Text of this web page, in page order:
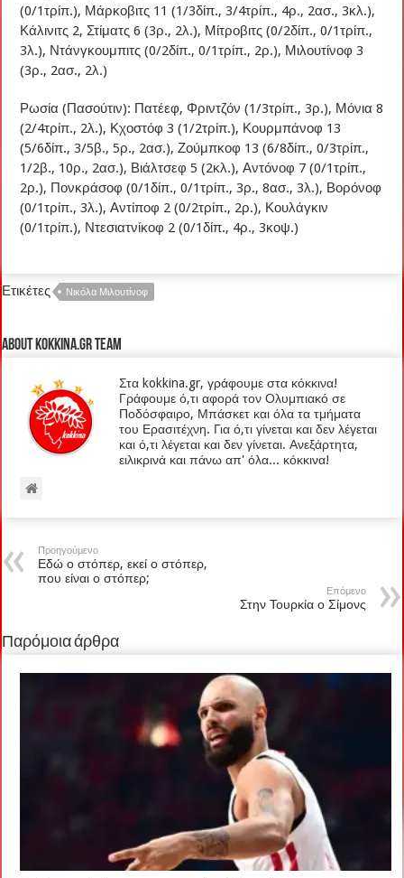
(0/1τρίπ.), Μάρκοβιτς 11 (1/3δίπ., 3/4τρίπ., 4ρ., 2ασ., 3κλ.),
Κάλινιτς 2, Στίματς 6 (3ρ., 2λ.), Μίτροβιτς (0/2δίπ., 0/1τρίπ.,
3λ.), Ντάνγκουμπιτς (0/2δίπ., 0/1τρίπ., 2ρ.), Μιλουτίνοφ 3
(3ρ., 2ασ., 2λ.)
Ρωσία (Πασούτιν): Πατέεφ, Φριντζόν (1/3τρίπ., 3ρ.), Μόνια 8
(2/4τρίπ., 2λ.), Κχοστόφ 3 (1/2τρίπ.), Κουρμπάνοφ 13
(5/6δίπ., 3/5β., 5ρ., 2ασ.), Ζούμπκοφ 13 (6/8δίπ., 0/3τρίπ.,
1/2β., 10ρ., 2ασ.), Βιάλτσεφ 5 (2κλ.), Αντόνοφ 7 (0/1τρίπ.,
2ρ.), Πονκράσοφ (0/1δίπ., 0/1τρίπ., 3ρ., 8ασ., 3λ.), Βορόνοφ
(0/1τρίπ., 3λ.), Αντίποφ 2 (0/2τρίπ., 2ρ.), Κουλάγκιν
(0/1τρίπ.), Ντεσιατνίκοφ 2 (0/1δίπ., 4ρ., 3κοψ.)
Ετικέτες Νικόλα Μιλουτίνοφ
About kokkina.gr TEAM
Στα kokkina.gr, γράφουμε στα κόκκινα!
Γράφουμε ό,τι αφορά τον Ολυμπιακό σε
Ποδόσφαιρο, Μπάσκετ και όλα τα τμήματα
του Ερασιτέχνη. Για ό,τι γίνεται και δεν λέγεται
και ό,τι λέγεται και δεν γίνεται. Ανεξάρτητα,
ειλικρινά και πάνω απ' όλα... κόκκινα!
Προηγούμενο
Εδώ ο στόπερ, εκεί ο στόπερ,
που είναι ο στόπερ;
Επόμενο
Στην Τουρκία ο Σίμονς
Παρόμοια άρθρα